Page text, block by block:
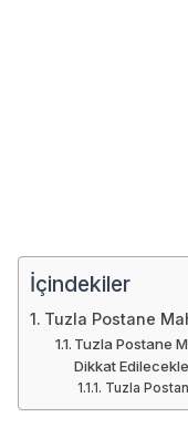
İçindekiler
Tuzla Postane
Tuzla Postane
Dikkat
Tuzla